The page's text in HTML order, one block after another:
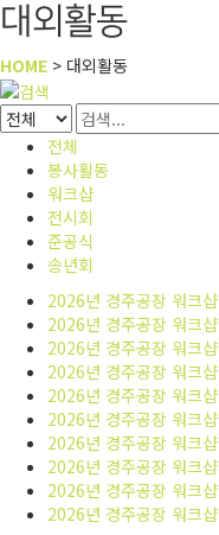
대외활동
HOME > 대외활동
전체
봉사활동
워크샵
전시회
준공식
송년회
2026년 경주공장 워크샵
2026년 경주공장 워크샵
2026년 경주공장 워크샵
2026년 경주공장 워크샵
2026년 경주공장 워크샵
2026년 경주공장 워크샵
2026년 경주공장 워크샵
2026년 경주공장 워크샵
2026년 경주공장 워크샵
2026년 경주공장 워크샵